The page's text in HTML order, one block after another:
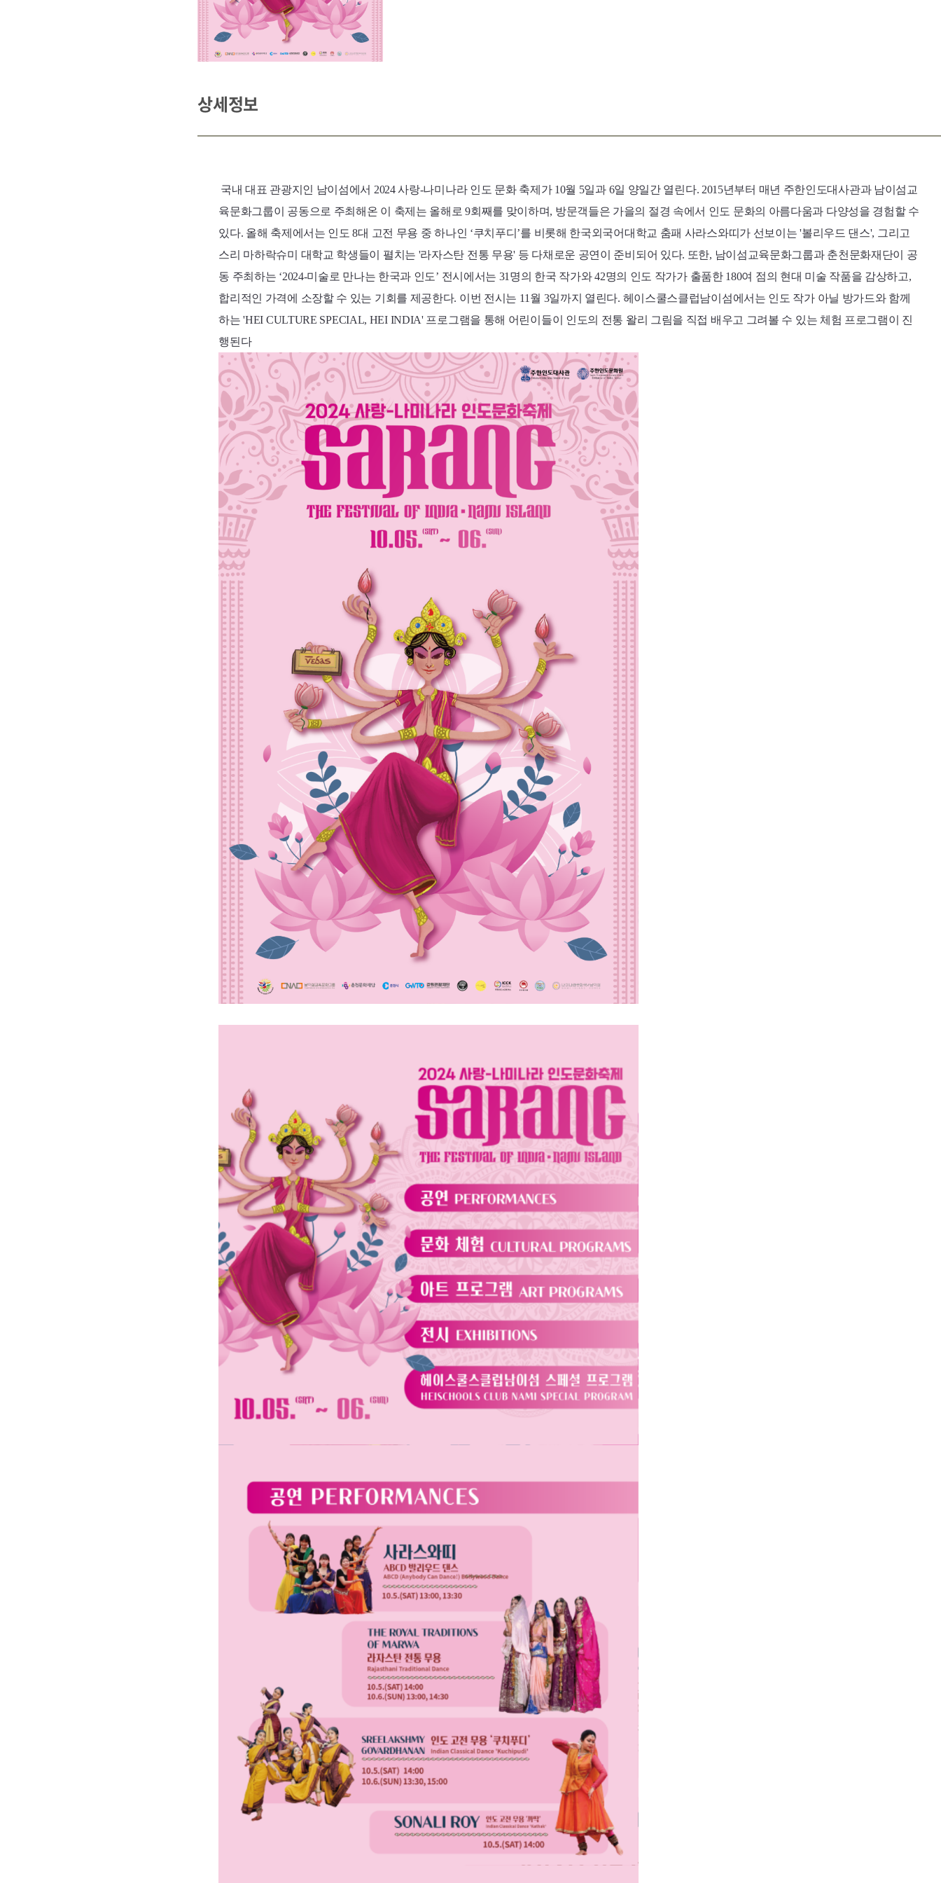
상세정보
국내 대표 관광지인 남이섬에서 2024 사랑-나미나라 인도 문화 축제가 10월 5일과 6일 양일간 열린다. 2015년부터 매년 주한인도대사관과 남이섬교
육문화그룹이 공동으로 주최해온 이 축제는 올해로 9회째를 맞이하며, 방문객들은 가을의 절경 속에서 인도 문화의 아름다움과 다양성을 경험할 수
있다. 올해 축제에서는 인도 8대 고전 무용 중 하나인 ‘쿠치푸디’를 비롯해 한국외국어대학교 춤패 사라스와띠가 선보이는 '볼리우드 댄스', 그리고
스리 마하락슈미 대학교 학생들이 펼치는 '라자스탄 전통 무용' 등 다채로운 공연이 준비되어 있다. 또한, 남이섬교육문화그룹과 춘천문화재단이 공
동 주최하는 ‘2024-미술로 만나는 한국과 인도’ 전시에서는 31명의 한국 작가와 42명의 인도 작가가 출품한 180여 점의 현대 미술 작품을 감상하고,
합리적인 가격에 소장할 수 있는 기회를 제공한다. 이번 전시는 11월 3일까지 열린다. 헤이스쿨스클럽남이섬에서는 인도 작가 아닐 방가드와 함께
하는 'HEI CULTURE SPECIAL, HEI INDIA' 프로그램을 통해 어린이들이 인도의 전통 왈리 그림을 직접 배우고 그려볼 수 있는 체험 프로그램이 진
행된다